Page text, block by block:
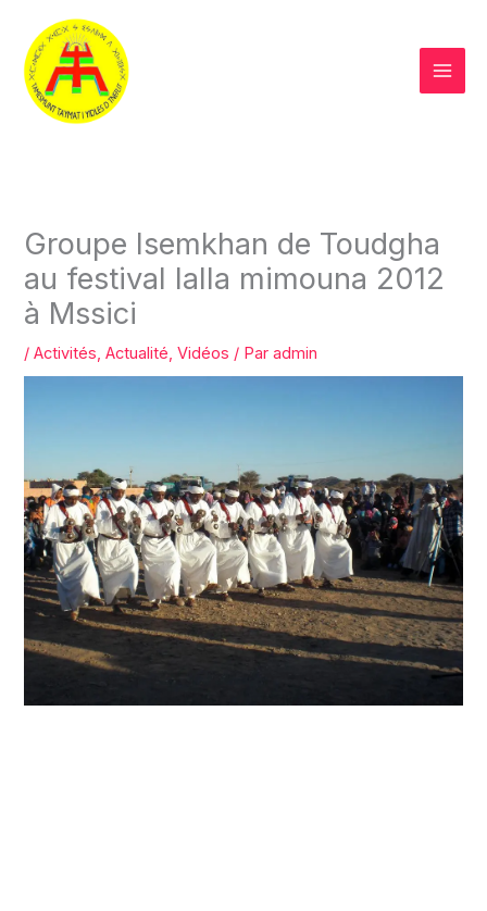
contenu
Groupe Isemkhan de Toudgha
au festival lalla mimouna 2012
à Mssici
/Activités,Actualité,Vidéos / Paradmin